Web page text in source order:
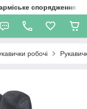
спорядження
робочі